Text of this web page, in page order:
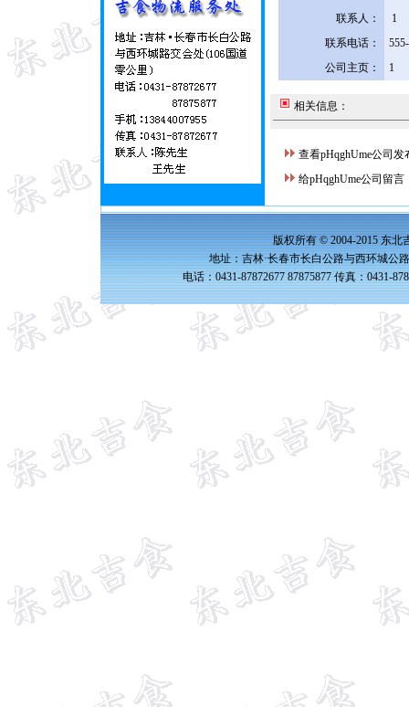
联系人：
1
联系电话：
公司主页：
1
相关信息：
查看pHqghUme公司发
给pHqghUme公司留言
版权所有 © 2004-2015 东北
地址：吉林·长春市长白公路与西环城公
电话：0431-87872677 87875877 传真：0431-